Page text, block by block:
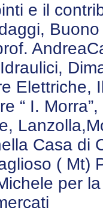
e il
Elettriche,
“ I.
Casa di
( Mt)
per